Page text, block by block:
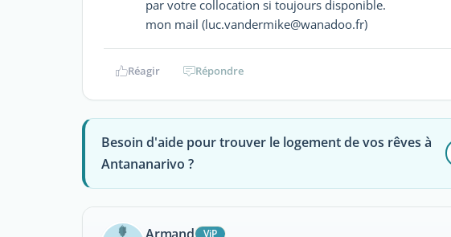
par votre collocation si toujours disponible.
mon mail (luc.vandermike@wanadoo.fr)
Réagir Répondre
Besoin d'aide pour trouver le logement de vos rêves à
Antananarivo ?
ViP